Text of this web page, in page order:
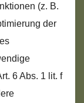
(z. B.
der
6 Abs. 1 lit. f